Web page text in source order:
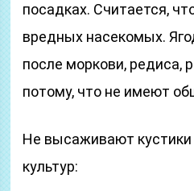
посадках. Считается,
вредных насекомых.
после моркови, редиса,
потому, что не имеют
Не высаживают
культур: